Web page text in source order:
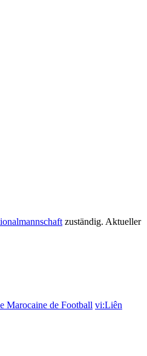
zuständig. Aktueller
Marocaine de Football vi:Liên